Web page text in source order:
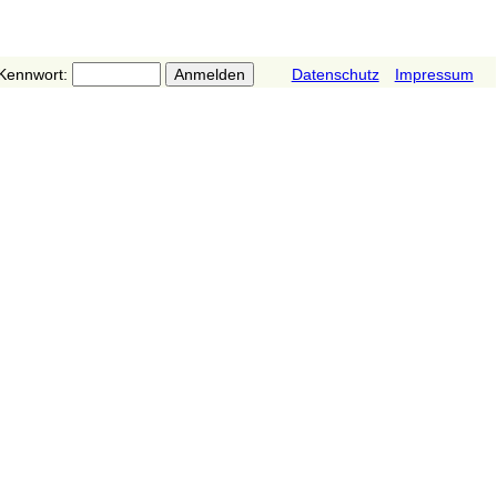
Datenschutz Impressum